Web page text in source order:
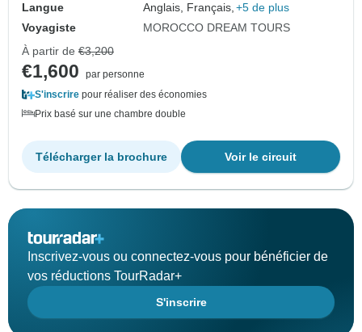
Langue
Anglais, Français, +5 de plus
Voyagiste
MOROCCO DREAM TOURS
À partir de €3,200
€1,600
par personne
S'inscrire pour réaliser des économies
Prix basé sur une chambre double
Voir le circuit
Télécharger la brochure
Inscrivez-vous ou connectez-vous pour bénéficier de
vos réductions TourRadar+
S'inscrire